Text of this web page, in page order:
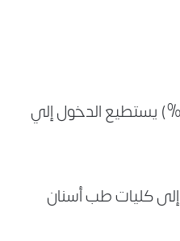
من حصل من الطلاب علي مجموع خمسة وتسعون في المائه (95%) يستطيع الدخول إلي
من حقه التقدم إلى كليات طب أسنان